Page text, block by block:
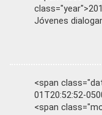
Jóvenes
<span
01T20:52:52-
<span